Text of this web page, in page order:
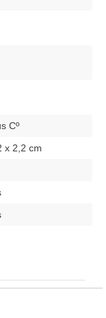
Cº
x 2,2 cm